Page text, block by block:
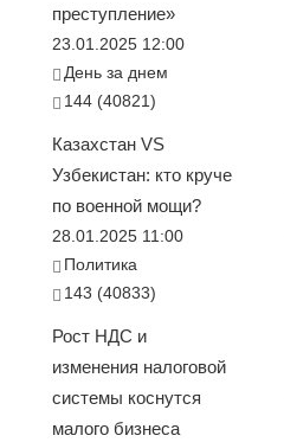
преступление»
23.01.2025 12:00
День за днем
144 (40821)
Казахстан VS
Узбекистан: кто круче
по военной мощи?
28.01.2025 11:00
Политика
143 (40833)
Рост НДС и
изменения налоговой
системы коснутся
малого бизнеса